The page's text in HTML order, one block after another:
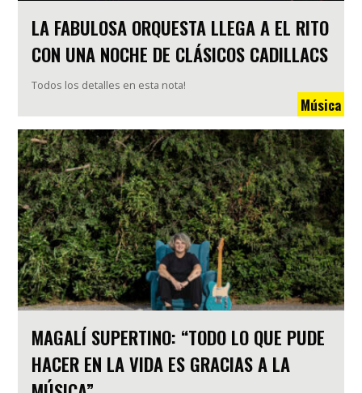
LA FABULOSA ORQUESTA LLEGA A EL RITO
CON UNA NOCHE DE CLÁSICOS CADILLACS
Todos los detalles en esta nota!
Música
MAGALÍ SUPERTINO: “TODO LO QUE PUDE
HACER EN LA VIDA ES GRACIAS A LA